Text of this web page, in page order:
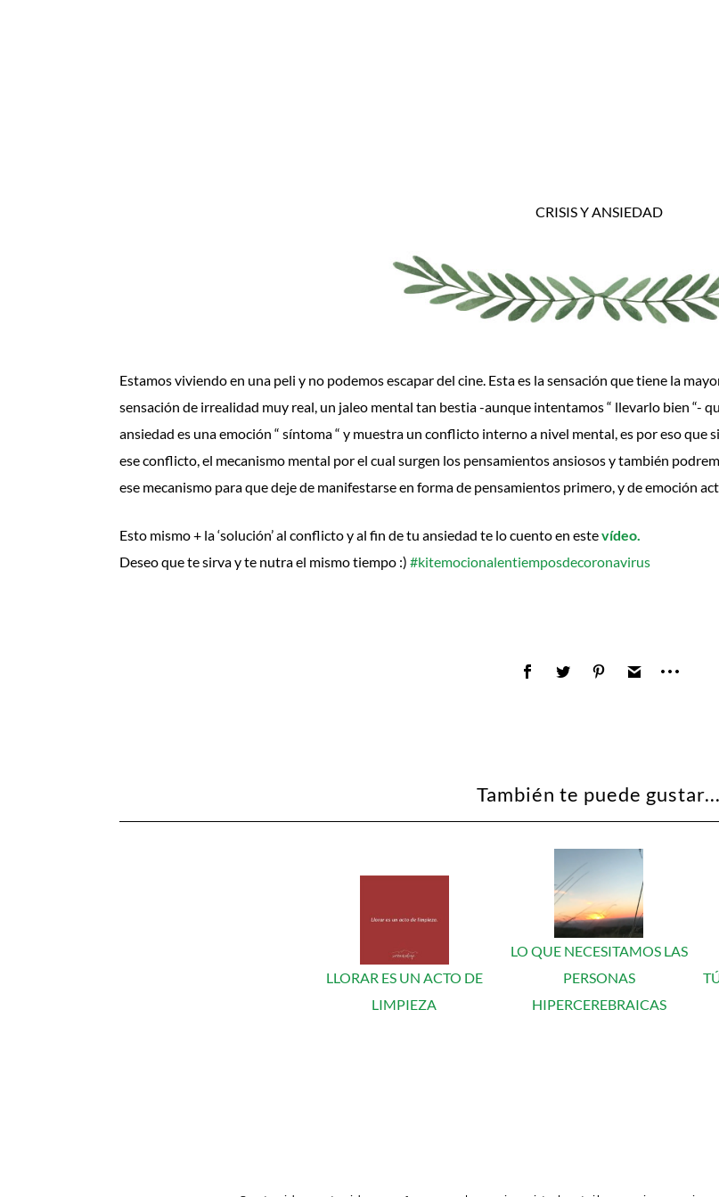
CRISIS Y ANSIEDAD
Estamos viviendo en una peli y no podemos escapar del cine. Esta es la sensación que tiene la
sensación de irrealidad muy real, un jaleo mental tan bestia -aunque intentamos “ llevarlo bien “-
ansiedad es una emoción “ síntoma “ y muestra un conflicto interno a nivel mental, es por eso que
ese conflicto, el mecanismo mental por el cual surgen los pensamientos ansiosos y también
ese mecanismo para que deje de manifestarse en forma de pensamientos primero, y de emoción
Esto mismo + la ‘solución’ al conflicto y al fin de tu ansiedad te lo cuento en estevídeo.
Deseo que te sirva y te nutra el mismo tiempo :)#kitemocionalentiemposdecoronavirus
También te puede gustar...
LLORAR ES UN ACTO DE
LIMPIEZA
LO QUE NECESITAMOS LAS
PERSONAS
HIPERCEREBRAICAS